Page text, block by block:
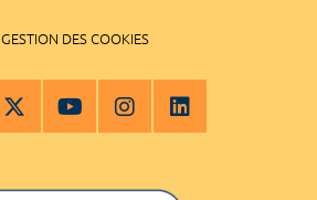
GESTION DES COOKIES